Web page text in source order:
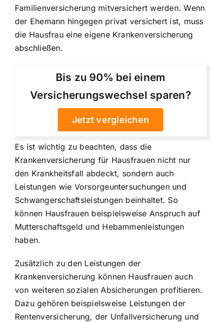
Familienversicherung mitversichert werden. Wenn
der Ehemann hingegen privat versichert ist, muss
die Hausfrau eine eigene Krankenversicherung
abschließen.
Bis zu 90% bei einem
Versicherungswechsel sparen?
Jetzt vergleichen
Es ist wichtig zu beachten, dass die
Krankenversicherung für Hausfrauen nicht nur
den Krankheitsfall abdeckt, sondern auch
Leistungen wie Vorsorgeuntersuchungen und
Schwangerschaftsleistungen beinhaltet. So
können Hausfrauen beispielsweise Anspruch auf
Mutterschaftsgeld und Hebammenleistungen
haben.
Zusätzlich zu den Leistungen der
Krankenversicherung können Hausfrauen auch
von weiteren sozialen Absicherungen profitieren.
Dazu gehören beispielsweise Leistungen der
Rentenversicherung, der Unfallversicherung und